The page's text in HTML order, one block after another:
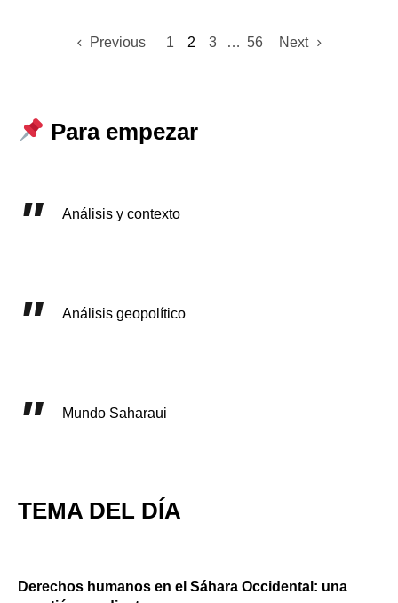
Previous 1 2 3 … 56 Next
Para empezar
Análisis y contexto
Análisis geopolítico
Mundo Saharaui
TEMA DEL DÍA
Derechos humanos en el Sáhara Occidental: una